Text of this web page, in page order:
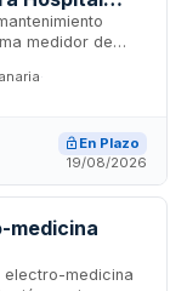
Negrín
medidor de
del Hospital
contrato incluye la
hospital, su
debe
desde la
En Plazo
19/08/2026
medicina
electro-medicina